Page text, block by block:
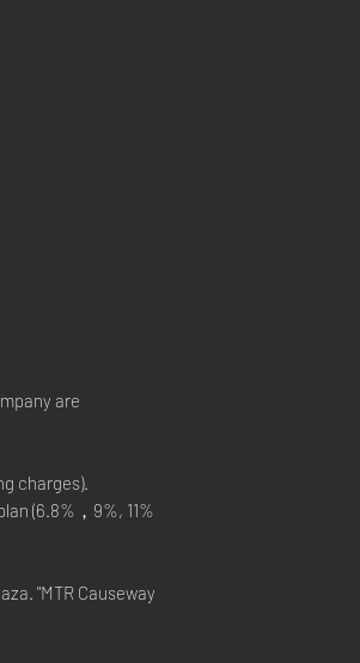
are
charges).
(6.8%，9%, 11%
"MTR Causeway